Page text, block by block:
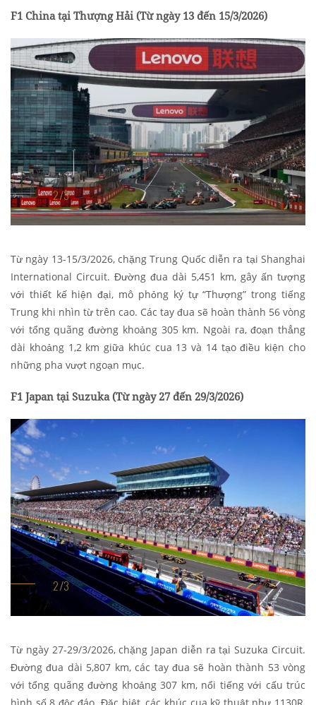
F1 China tại Thượng Hải (Từ ngày 13 đến 15/3/2026)
Từ ngày 13-15/3/2026, chặng Trung Quốc diễn ra tại Shanghai
International Circuit. Đường đua dài 5,451 km, gây ấn tượng
với thiết kế hiện đại, mô phỏng ký tự “Thượng” trong tiếng
Trung khi nhìn từ trên cao. Các tay đua sẽ hoàn thành 56 vòng
với tổng quãng đường khoảng 305 km. Ngoài ra, đoạn thẳng
dài khoảng 1,2 km giữa khúc cua 13 và 14 tạo điều kiện cho
những pha vượt ngoạn mục.
F1 Japan tại Suzuka (Từ ngày 27 đến 29/3/2026)
Từ ngày 27-29/3/2026, chặng Japan diễn ra tại Suzuka Circuit.
Đường đua dài 5,807 km, các tay đua sẽ hoàn thành 53 vòng
với tổng quãng đường khoảng 307 km, nổi tiếng với cấu trúc